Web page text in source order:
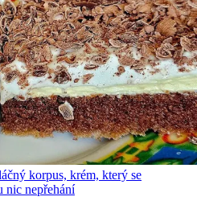
korpus, krém, který se
nic nepřehání